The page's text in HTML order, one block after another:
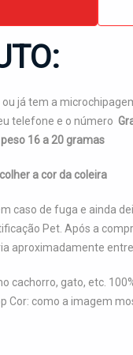
ou já tem a
telefone e o número
16 a 20 gramas
a cor da coleira
caso de fuga e ainda
Pet. Após a
aproximadamente
cachorro, gato, etc.
Cor: como a imagem